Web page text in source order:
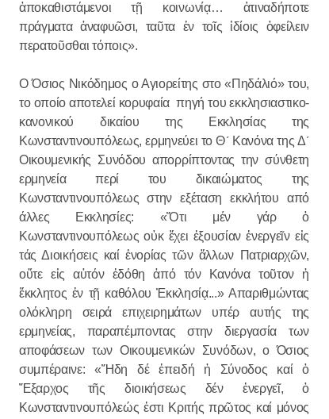
ἀποκαθιστάμενοι τῇ κοινωνίᾳ… ἁτιναδήποτε
πράγματα ἀναφυῶσι, ταῦτα ἐν τοῖς ἰδίοις ὀφείλειν
περατοῦσθαι τόποις».
Ο Όσιος Νικόδημος ο Αγιορείτης στο «Πηδάλιό» του,
το οποίο αποτελεί κορυφαία πηγή του εκκλησιαστικο-
κανονικού δικαίου της Εκκλησίας της
Κωνσταντινουπόλεως, ερμηνεύει το Θ´ Κανόνα της Δ´
Οικουμενικής Συνόδου απορρίπτοντας την σύνθετη
ερμηνεία περί του δικαιώματος της
Κωνσταντινουπόλεως στην εξέταση εκκλήτου από
άλλες Εκκλησίες: «Ὅτι μέν γάρ ὁ
Κωνσταντινουπόλεως οὐκ ἔχει ἐξουσίαν ἐνεργεῖν εἰς
τάς Διοικήσεις καί ἐνορίας τῶν ἄλλων Πατριαρχῶν,
οὔτε εἰς αὐτόν ἐδόθη ἀπό τόν Κανόνα τοῦτον ἡ
ἔκκλητος ἐν τῇ καθόλου Ἐκκλησίᾳ...» Απαριθμώντας
ολόκληρη σειρά επιχειρημάτων υπέρ αυτής της
ερμηνείας, παραπέμποντας στην διεργασία των
αποφάσεων των Οικουμενικών Συνόδων, ο Όσιος
συμπέραινε: «Ἤδη δέ ἐπειδή ἡ Σύνοδος καί ὁ
Ἔξαρχος τῆς διοικήσεως δέν ἐνεργεῖ, ὁ
Κωνσταντινουπόλεώς ἐστι Κριτής πρῶτος καί μόνος